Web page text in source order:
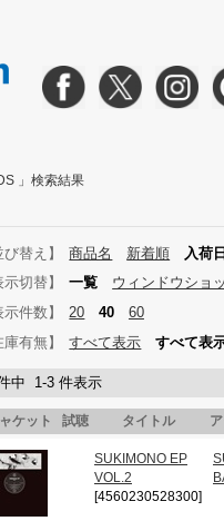
」検索結果
替え】 商品名 新着順 入荷
切替】
一覧
ウィンドウショ
件数】
20 40
60
有無】
すべて表示 すべて表
中 1-3 件表示
ケット 試聴 タイトル
SUKIMONO EP
VOL.2
[4560230528300]